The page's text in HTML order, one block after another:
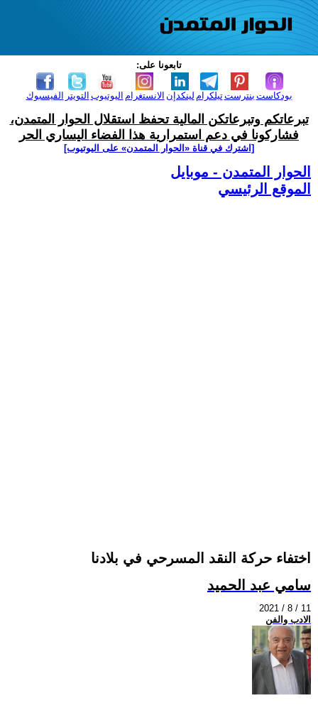
تابعونا على:
الفيسبوك التويتر اليوتيوب الانستغرام لينكدإن تيلكرامبنترست بودكاست
تبرعاتكم وتبرعاتكن المالية تحفظ استقلال الحوار المتمدن،
فشاركونا في دعم استمرارية هذا الفضاء اليساري الحر
[اشترك في قناة ‫«الحوار المتمدن» على اليوتيوب]
الحوار المتمدن - موبايل
الموقع الرئيسي
اختفاء حركة النقد المسرحي في بلادنا
سامي عبد الحميد
2021 / 8 / 11
الادب والفن